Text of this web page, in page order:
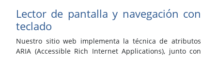
Lector de pantalla y navegación con
teclado
Nuestro sitio web implementa la técnica de atributos
ARIA (Accessible Rich Internet Applications), junto con